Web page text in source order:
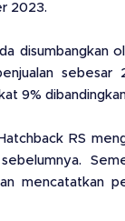
2023.
disumbangkan
9%
RS
mencatatkan